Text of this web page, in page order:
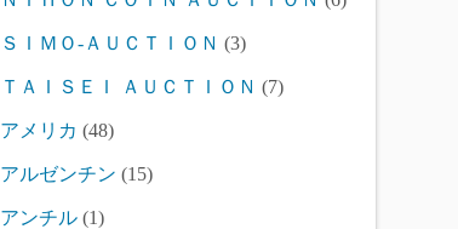
ＳＩＭＯ-ＡＵＣＴＩＯＮ (3)
ＴＡＩＳＥＩ ＡＵＣＴＩＯＮ (7)
アメリカ (48)
アルゼンチン (15)
アンチル (1)